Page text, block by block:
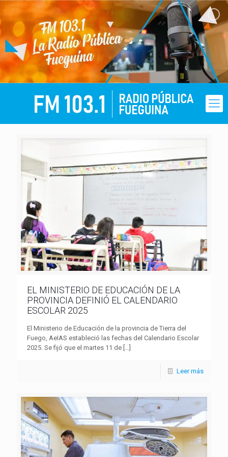
EL MINISTERIO DE EDUCACIÓN DE LA
PROVINCIA DEFINIÓ EL CALENDARIO
ESCOLAR 2025
El Ministerio de Educación de la provincia de Tierra del
Fuego, AeIAS estableció las fechas del Calendario Escolar
2025. Se fijó que el martes 11 de […]
Leer más